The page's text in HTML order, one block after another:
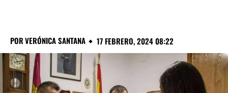
PORVERÓNICA SANTANA 17 FEBRERO, 2024 08:22